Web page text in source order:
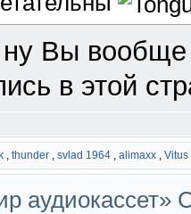
Вы вообще
в этой
, thunder , svlad 1964 , alimaxx , Vitus
аудиокассет»